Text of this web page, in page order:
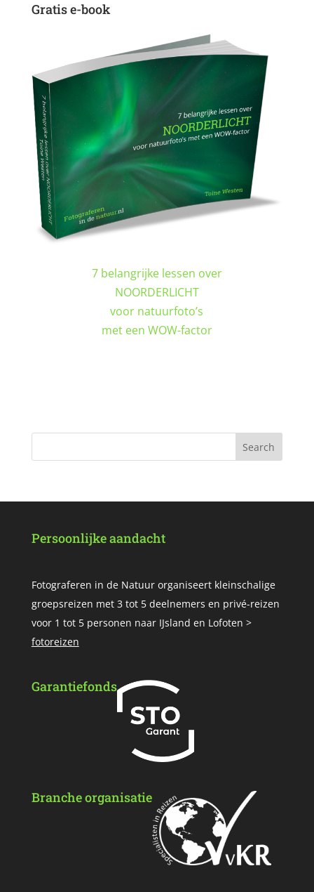
Gratis e-book
7 belangrijke lessen over
NOORDERLICHT
voor natuurfoto’s
met een WOW-factor
Persoonlijke aandacht
Fotograferen in de Natuur organiseert kleinschalige
groepsreizen met 3 tot 5 deelnemers en privé-reizen
voor 1 tot 5 personen naar IJsland en Lofoten >
fotoreizen
Garantiefonds
Branche organisatie